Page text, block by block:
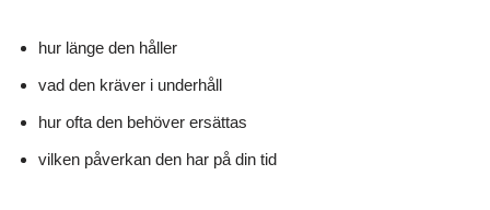
hur länge den håller
vad den kräver i underhåll
hur ofta den behöver ersättas
vilken påverkan den har på din tid